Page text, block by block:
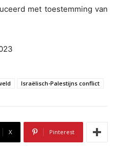
met toestemming van
Israëlisch-Palestijns conflict
X Pinterest